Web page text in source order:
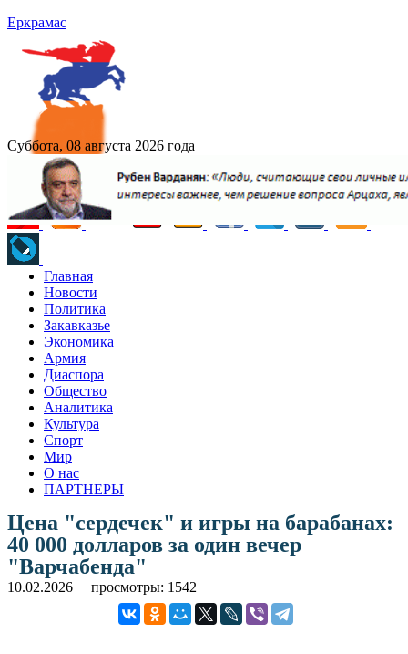
Еркрамас
Суббота, 08 августа 2026 года
Главная
Новости
Политика
Закавказье
Экономика
Армия
Диаспора
Общество
Аналитика
Культура
Спорт
Мир
О нас
ПАРТНЕРЫ
Цена "сердечек" и игры на барабанах:
40 000 долларов за один вечер
"Варчабенда"
10.02.2026 просмотры: 1542